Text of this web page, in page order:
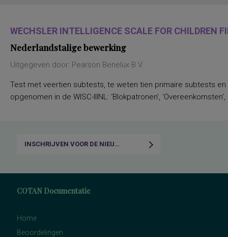
WECHSLER INTELLIGENCE SCALE FOR CHILDREN
Nederlandstalige bewerking
Uitgegeven door: Pearson Benelux B.V.
Test met veertien subtests, te weten tien primaire subtests
opgenomen in de WISC-IIINL: ‘Blokpatronen’,
INSCHRIJVEN VOOR DE NIEUWSBRIEF
COTAN Documentatie
Home
Beoordelingen